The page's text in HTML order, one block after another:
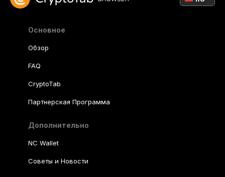
Основное
Обзор
FAQ
CryptoTab
Партнерская Программа
Дополнительно
NC Wallet
Советы и Новости